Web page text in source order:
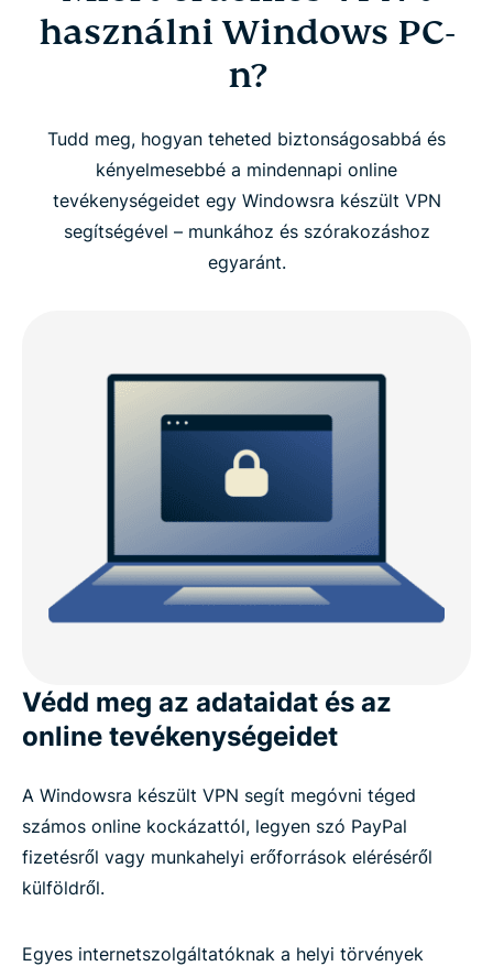
Állítsd be az ExpressVPN-t Windowson 3 lépésben
Miért válaszd az ExpressVPN-t Windowshoz?
ExpressVPN kompatibilitás Windows rendszeren
Miért van szükséged VPN-re egy Windows
Fejlett ExpressVPN funkciók Windowshoz
Mit mondanak az emberek az ExpressVPN-ről
GYIK: VPN Windows PC-re
Próbáld ki az ExpressVPN-t kockázatmentesen
használni Windows PC-
n?
Tudd meg, hogyan teheted biztonságosabbá és
kényelmesebbé a mindennapi online
tevékenységeidet egy Windowsra készült VPN
segítségével – munkához és szórakozáshoz
egyaránt.
Védd meg az adataidat és az
online tevékenységeidet
A Windowsra készült VPN segít megóvni téged
számos online kockázattól, legyen szó PayPal
fizetésről vagy munkahelyi erőforrások eléréséről
külföldről.
Egyes internetszolgáltatóknak a helyi törvények